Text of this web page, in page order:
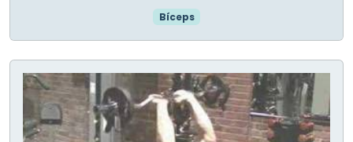
Bíceps